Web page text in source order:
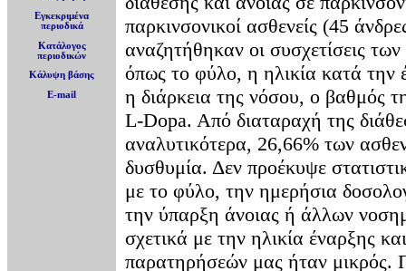
Εγκεκριμένα
περιοδικά
Κατάλογος
περιοδικών
Κάλυψη βάσης
E-mail
παρκινσονικοί ασθενείς (45
αναζητήθηκαν οι συσχετίσεις
όπως το φύλο, η ηλικία κατά την
η διάρκεια της νόσου, ο βαθμός
L-Dopa. Aπό διαταραχή της
αναλυτικότερα, 26,66% των
δυσθυμία. Δεν προέκυψε
με το φύλο, την ημερήσια
την ύπαρξη άνοιας ή άλλων
σχετικά με την ηλικία έναρξης
παρατηρήσεών μας ήταν μικρός.